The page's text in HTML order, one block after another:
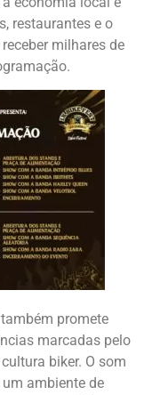
restaurantes e o
milhares de
promete
marcadas pelo
biker. O som
ambiente de